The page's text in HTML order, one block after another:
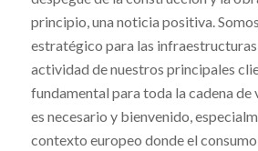
principio, una noticia positiva.
estratégico para las
actividad de nuestros principales
fundamental para toda la cadena de
es necesario y bienvenido,
contexto europeo donde el